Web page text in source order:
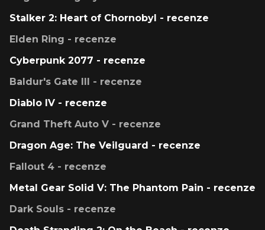
Stalker 2: Heart of Chornobyl - recenze
Elden Ring - recenze
Cyberpunk 2077 - recenze
Baldur's Gate III - recenze
Diablo IV - recenze
Grand Theft Auto V - recenze
Dragon Age: The Veilguard - recenze
Fallout 4 - recenze
Metal Gear Solid V: The Phantom Pain - recenze
Dark Souls - recenze